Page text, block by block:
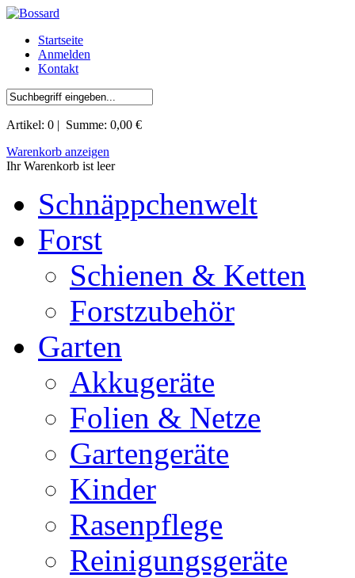
Startseite
Anmelden
Kontakt
Artikel: 0 | Summe: 0,00 €
Warenkorb anzeigen
Ihr Warenkorb ist leer
Schnäppchenwelt
Forst
Schienen & Ketten
Forstzubehör
Garten
Akkugeräte
Folien & Netze
Gartengeräte
Kinder
Rasenpflege
Reinigungsgeräte